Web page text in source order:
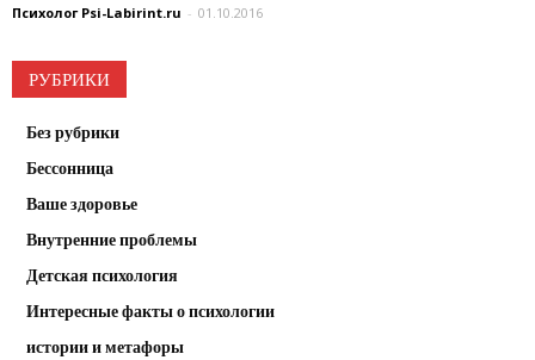
Психолог Psi-Labirint.ru - 01.10.2016
РУБРИКИ
Без рубрики
Бессонница
Ваше здоровье
Внутренние проблемы
Детская психология
Интересные факты о психологии
истории и метафоры